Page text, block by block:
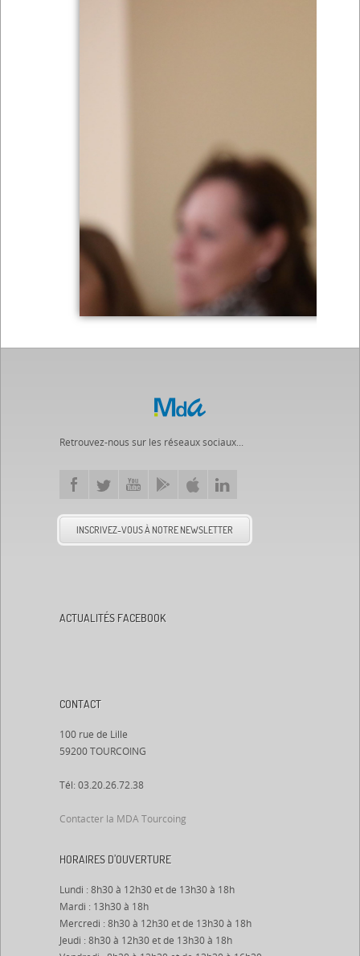
Retrouvez-nous sur les réseaux sociaux...
INSCRIVEZ-VOUS À NOTRE NEWSLETTER
ACTUALITÉS FACEBOOK
CONTACT
100 rue de Lille
59200 TOURCOING
Tél: 03.20.26.72.38
Contacter la MDA Tourcoing
HORAIRES D’OUVERTURE
Lundi : 8h30 à 12h30 et de 13h30 à 18h
Mardi : 13h30 à 18h
Mercredi : 8h30 à 12h30 et de 13h30 à 18h
Jeudi : 8h30 à 12h30 et de 13h30 à 18h